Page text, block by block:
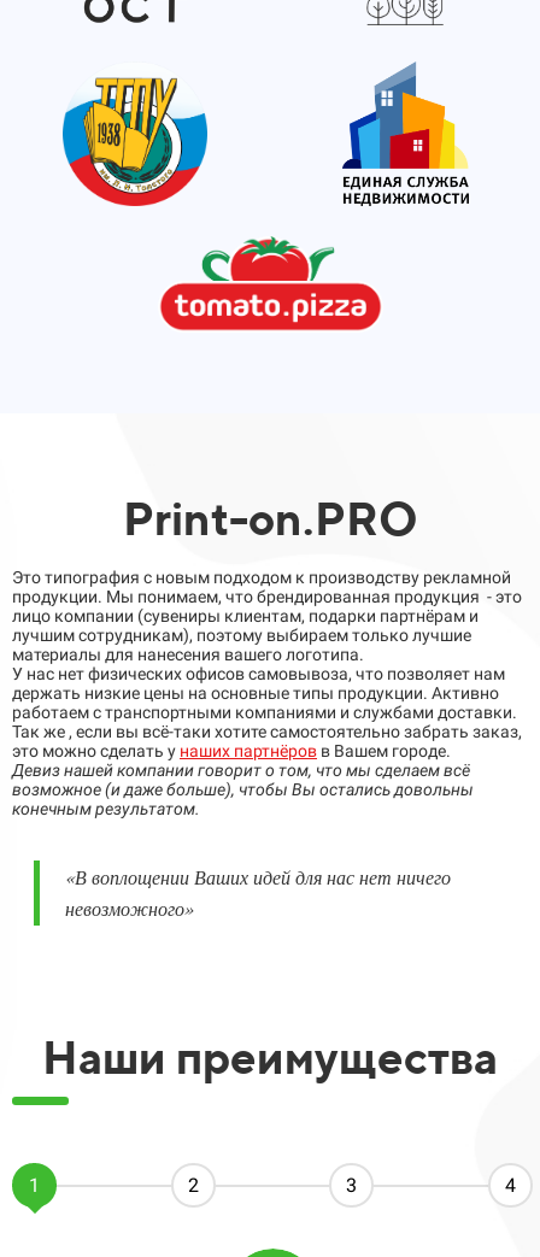
Print-on.PRO
Это типография с новым подходом к производству рекламной
продукции. Мы понимаем, что брендированная продукция - это
лицо компании (сувениры клиентам, подарки партнёрам и
лучшим сотрудникам), поэтому выбираем только лучшие
материалы для нанесения вашего логотипа.
У нас нет физических офисов самовывоза, что позволяет нам
держать низкие цены на основные типы продукции. Активно
работаем с транспортными компаниями и службами доставки.
Так же , если вы всё-таки хотите самостоятельно забрать заказ,
это можно сделать у наших партнёров в Вашем городе.
Девиз нашей компании говорит о том, что мы сделаем всё
возможное (и даже больше), чтобы Вы остались довольны
конечным результатом.
«В воплощении Ваших идей для нас нет ничего
невозможного»
Наши преимущества​​​​
1 2 3 4